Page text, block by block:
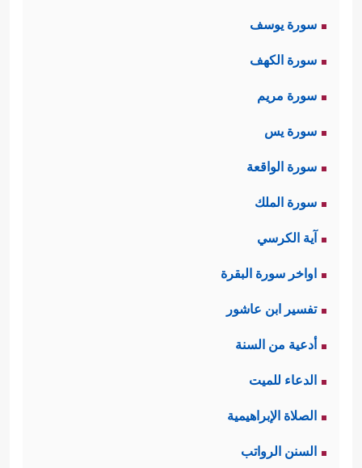
سورة يوسف
سورة الكهف
سورة مريم
سورة يس
سورة الواقعة
سورة الملك
آية الكرسي
اواخر سورة البقرة
تفسير ابن عاشور
أدعية من السنة
الدعاء للميت
الصلاة الإبراهيمية
السنن الرواتب